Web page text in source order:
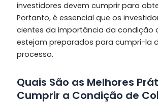
investidores devem cumprir para
Portanto, é essencial que os
cientes da importância da condição
estejam preparados para cumpri-la
processo.
Quais São as Melhores
Cumprir a Condição de